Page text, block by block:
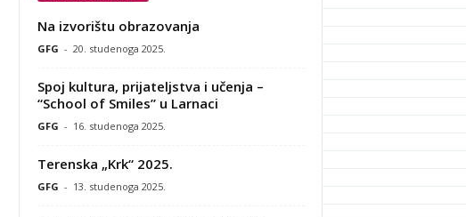
Na izvorištu obrazovanja
GFG - 20. studenoga 2025.
Spoj kultura, prijateljstva i učenja –
“School of Smiles” u Larnaci
GFG - 16. studenoga 2025.
Terenska „Krk“ 2025.
GFG - 13. studenoga 2025.